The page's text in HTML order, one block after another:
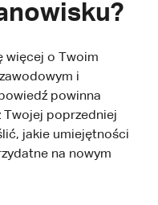
więcej o Twoim
i
powinna
Twojej poprzedniej
jakie umiejętności
na nowym